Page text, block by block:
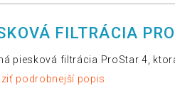
FILTRÁCIA
piesková filtrácia ProStar 4,
podrobnejší popis